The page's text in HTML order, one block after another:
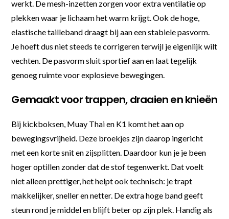
werkt. De mesh-inzetten zorgen voor extra ventilatie op
plekken waar je lichaam het warm krijgt. Ook de hoge,
elastische tailleband draagt bij aan een stabiele pasvorm.
Je hoeft dus niet steeds te corrigeren terwijl je eigenlijk wilt
vechten. De pasvorm sluit sportief aan en laat tegelijk
genoeg ruimte voor explosieve bewegingen.
Gemaakt voor trappen, draaien en knieën
Bij kickboksen, Muay Thai en K1 komt het aan op
bewegingsvrijheid. Deze broekjes zijn daarop ingericht
met een korte snit en zijsplitten. Daardoor kun je je been
hoger optillen zonder dat de stof tegenwerkt. Dat voelt
niet alleen prettiger, het helpt ook technisch: je trapt
makkelijker, sneller en netter. De extra hoge band geeft
steun rond je middel en blijft beter op zijn plek. Handig als